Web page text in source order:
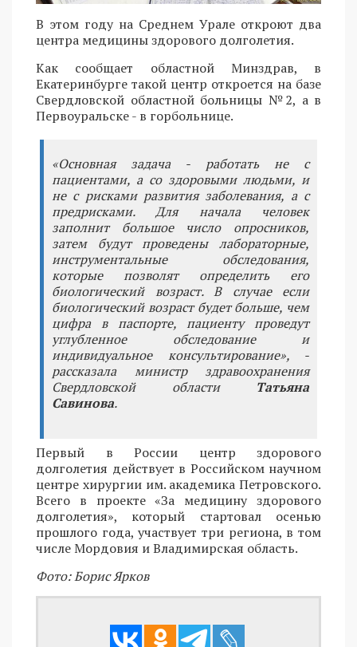
В этом году на Среднем Урале откроют два
центра медицины здорового долголетия.
Как сообщает областной Минздрав, в
Екатеринбурге такой центр откроется на базе
Свердловской областной больницы №2, а в
Первоуральске - в горбольнице.
«Основная задача - работать не с
пациентами, а со здоровыми людьми, и
не с рисками развития заболевания, а с
предрисками. Для начала человек
заполнит большое число опросников,
затем будут проведены лабораторные,
инструментальные обследования,
которые позволят определить его
биологический возраст. В случае если
биологический возраст будет больше, чем
цифра в паспорте, пациенту проведут
углубленное обследование и
индивидуальное консультирование», -
рассказала министр здравоохранения
Свердловской области Татьяна
Савинова.
Первый в России центр здорового
долголетия действует в Российском научном
центре хирургии им. академика Петровского.
Всего в проекте «За медицину здорового
долголетия», который стартовал осенью
прошлого года, участвует три региона, в том
числе Мордовия и Владимирская область.
Фото: Борис Ярков